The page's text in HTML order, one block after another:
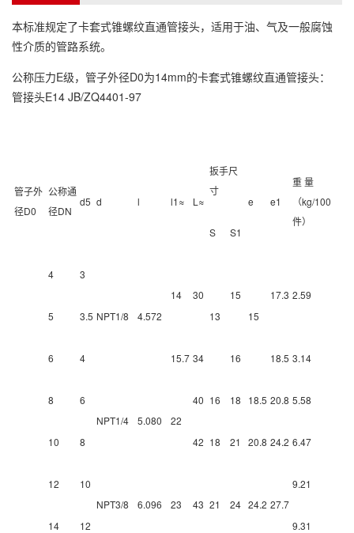
本标准规定了卡套式锥螺纹直通管接头，适用于油、气及一般腐蚀
性介质的管路系统。
公称压力E级，管子外径D0为14mm的卡套式锥螺纹直通管接头：
管接头E14 JB/ZQ4401-97
管子外
径D0
公称通
径DN
d5 d l l1≈ L≈
扳手尺
寸
e
e1
重 量
（kg/100
件）
S
S1
4 3
NPT1/8 4.572
14
30
13
15
15
17.3 2.59
5
3.5
6 4 15.7 34 16 18.5 3.14
8
6
NPT1/4
5.080 22
40 16 18 18.5 20.8 5.58
10 8 42 18 21 20.8 24.2 6.47
12
10
NPT3/8
6.096 23 43 21 24 24.2 27.7
9.21
14 12 9.31